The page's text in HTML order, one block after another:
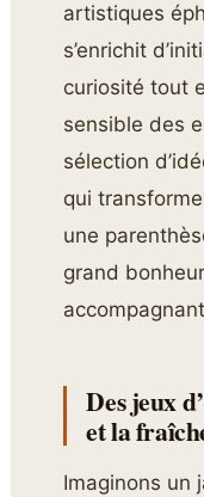
artistiques
s’enrichit
curiosité tout
sensible des
sélection
qui
une
grand
Des jeux
et la
Imaginons un